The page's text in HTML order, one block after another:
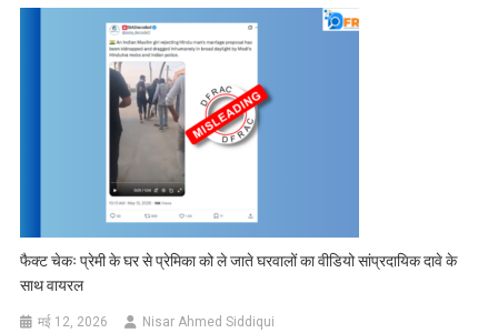
फैक्ट चेकः प्रेमी के घर से प्रेमिका को ले जाते घरवालों का वीडियो सांप्रदायिक दावे के
साथ वायरल
मई 12, 2026 Nisar Ahmed Siddiqui